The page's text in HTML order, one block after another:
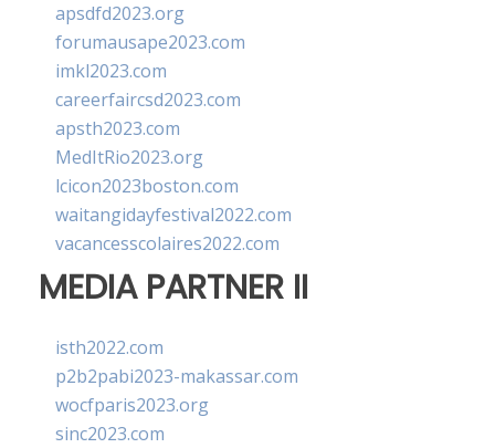
apsdfd2023.org
forumausape2023.com
imkl2023.com
careerfaircsd2023.com
apsth2023.com
MedItRio2023.org
lcicon2023boston.com
waitangidayfestival2022.com
vacancesscolaires2022.com
MEDIA PARTNER II
isth2022.com
p2b2pabi2023-makassar.com
wocfparis2023.org
sinc2023.com